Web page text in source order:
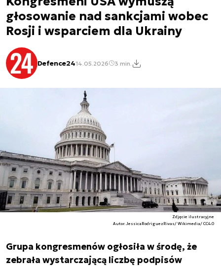
głosowanie nad sankcjami wobec
Rosji i wsparciem dla Ukrainy
Defence2414.05.2026 3 min.
Zdjęcie ilustracyjne
Autor. JessicaRodriguezRivas/ Wikimedia/ CC4.0
Grupa kongresmenów ogłosiła w środę, że
zebrała wystarczającą liczbę podpisów